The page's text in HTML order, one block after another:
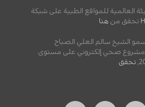
العالمية للمواقع الطبية على شبكة
تحقق من هنا
الشيخ سالم العلي الصباح
مشروع صحي إلكتروني على مستوى
تحقق.